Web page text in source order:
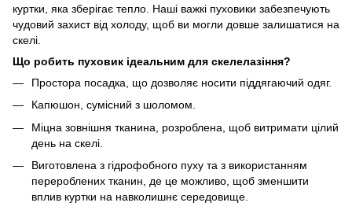
куртки, яка зберігає тепло. Наші важкі пуховики забезпечують
чудовий захист від холоду, щоб ви могли довше залишатися на
скелі.
Що робить пуховик ідеальним для скелелазіння?
Простора посадка, що дозволяє носити піддягаючий одяг.
Капюшон, сумісний з шоломом.
Міцна зовнішня тканина, розроблена, щоб витримати цілий
день на скелі.
Виготовлена з гідрофобного пуху та з використанням
перероблених тканин, де це можливо, щоб зменшити
вплив куртки на навколишнє середовище.